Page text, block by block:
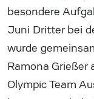
besondere
Juni Dritter bei
wurde
Ramona Grießer
Olympic Team